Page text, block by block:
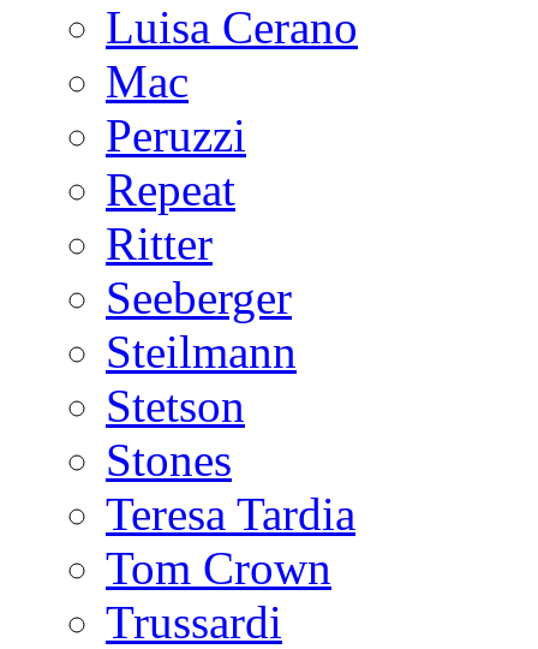
Luisa Cerano
Mac
Peruzzi
Repeat
Ritter
Seeberger
Steilmann
Stetson
Stones
Teresa Tardia
Tom Crown
Trussardi